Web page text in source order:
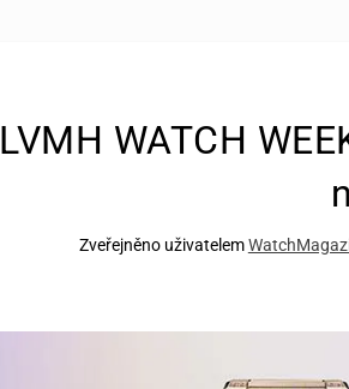
LVMH WATCH
Zveřejněno uživatelem